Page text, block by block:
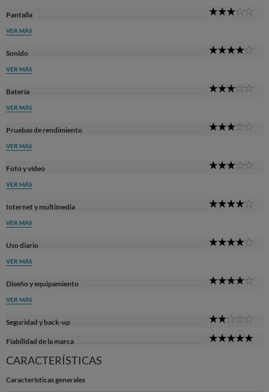
Pantalla
VER MÁS
Sonido
VER MÁS
Batería
VER MÁS
Pruebas de rendimiento
VER MÁS
Foto y vídeo
VER MÁS
Internet y multimedia
VER MÁS
Uso diario
VER MÁS
Diseño y equipamiento
VER MÁS
Seguridad y back-up
Fiabilidad de la marca
CARACTERÍSTICAS
Características generales